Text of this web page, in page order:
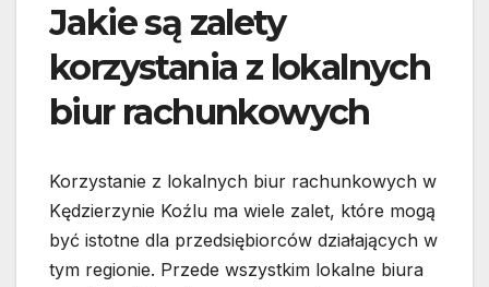
Jakie są zalety
korzystania z lokalnych
biur rachunkowych
Korzystanie z lokalnych biur rachunkowych w
Kędzierzynie Koźlu ma wiele zalet, które mogą
być istotne dla przedsiębiorców działających w
tym regionie. Przede wszystkim lokalne biura